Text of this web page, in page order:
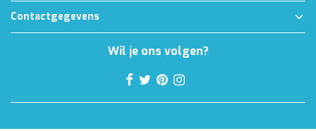
Contactgegevens
Wil je ons volgen?